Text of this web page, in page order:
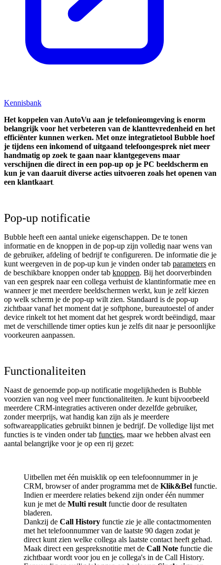
Kennisbank
Het koppelen van AutoVu aan je telefonieomgeving is enorm
belangrijk voor het verbeteren van de klanttevredenheid en het
efficiënter kunnen werken. Met onze integratietool Bubble hoef
je tijdens een inkomend of uitgaand telefoongesprek niet meer
handmatig op zoek te gaan naar klantgegevens maar
verschijnen die direct in een pop-up op je PC beeldscherm en
kun je van daaruit diverse acties uitvoeren zoals het openen van
een klantkaart
Pop-up notificatie
Bubble heeft een aantal unieke eigenschappen. De te tonen
informatie en de knoppen in de pop-up zijn volledig naar wens van
de gebruiker, afdeling of bedrijf te configureren. De informatie die je
kunt weergeven in de pop-up kun je vinden onder tab parameters en
de beschikbare knoppen onder tab knoppen. Bij het doorverbinden
van een gesprek naar een collega verhuist de klantinformatie mee en
wanneer je met meerdere beeldschermen werkt, kun je zelf kiezen
op welk scherm je de pop-up wilt zien. Standaard is de pop-up
zichtbaar vanaf het moment dat je softphone, bureautoestel of ander
device rinkelt tot het moment dat het gesprek wordt beëindigd, maar
met de verschillende timer opties kun je zelfs dit naar je persoonlijke
voorkeuren aanpassen.
Functionaliteiten
Naast de genoemde pop-up notificatie mogelijkheden is Bubble
voorzien van nog veel meer functionaliteiten. Je kunt bijvoorbeeld
meerdere CRM-integraties activeren onder dezelfde gebruiker,
zonder meerprijs, wat handig kan zijn als je meerdere
softwareapplicaties gebruikt binnen je bedrijf. De volledige lijst met
functies is te vinden onder tab functies, maar we hebben alvast een
aantal belangrijke voor je op een rij gezet:
Uitbellen met één muisklik op een telefoonnummer in je
CRM, browser of ander programma met de Klik&Bel functie.
Indien er meerdere relaties bekend zijn onder één nummer
kun je met de Multi result functie door de resultaten
bladeren.
Dankzij de Call History functie zie je alle contactmomenten
met het telefoonnummer van de laatste 90 dagen zodat je
direct kunt zien welke collega als laatste contact heeft gehad.
Maak direct een gespreksnotitie met de Call Note functie die
zichtbaar wordt voor jou en je collega's in de Call History.